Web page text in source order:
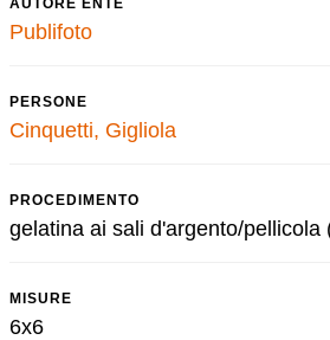
AUTORE ENTE
Publifoto
PERSONE
Cinquetti, Gigliola
PROCEDIMENTO
gelatina ai sali d'argento/pellicola
MISURE
6x6